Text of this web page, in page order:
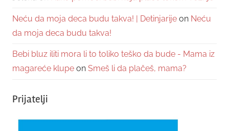
Neću da moja deca budu takva! | Detinjarije on Neću
da moja deca budu takva!
Bebi bluz iliti mora li to toliko teško da bude - Mama iz
magareće klupe on Smeš li da plačeš, mama?
Prijatelji